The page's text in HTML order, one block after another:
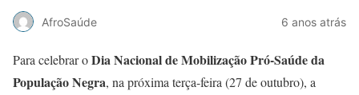
AfroSaúde 6 anos atrás
Para celebrar oDia Nacional de Mobilização Pró-Saúde da
População Negra, na próxima terça-feira (27 de outubro), a